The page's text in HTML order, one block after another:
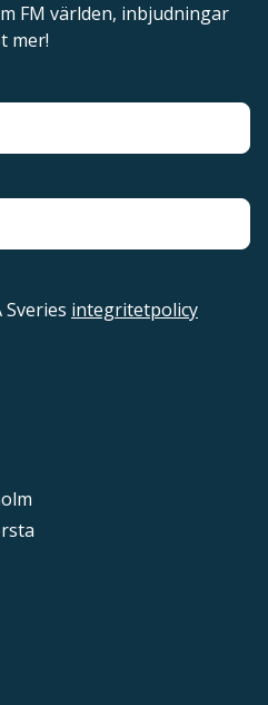
FM världen, inbjudningar
mer!
Sveries integritetpolicy